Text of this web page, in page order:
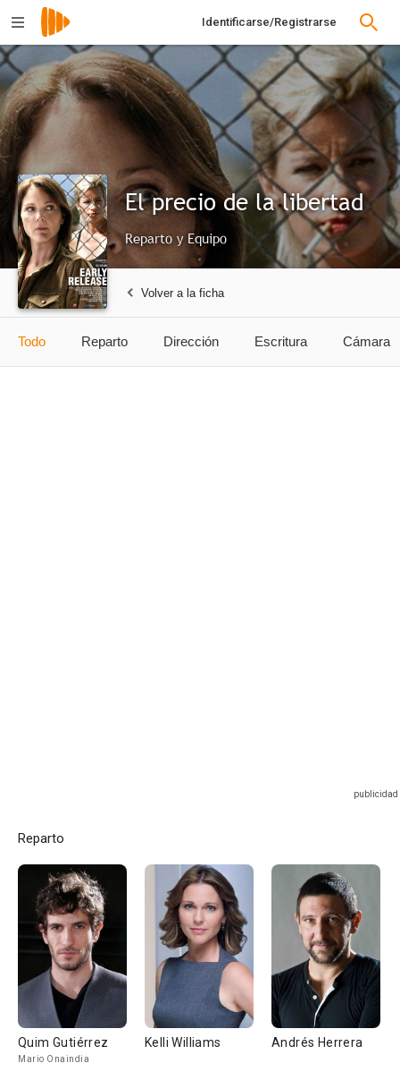
Identificarse/Registrarse
El precio de la libertad
Reparto y Equipo
Volver a la ficha
Todo Reparto Dirección Escritura Cámara
Reparto
Quim Gutiérrez
Mario Onaindia
Kelli Williams Andrés Herrera